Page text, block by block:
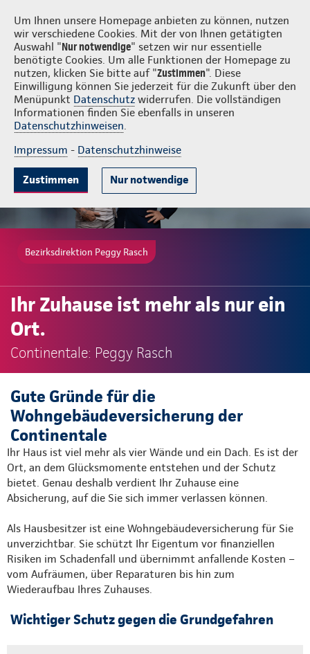
Um Ihnen unsere Homepage anbieten zu können, nutzen
wir verschiedene Cookies. Mit der von Ihnen getätigten
Auswahl "Nur notwendige" setzen wir nur essentielle
benötigte Cookies. Um alle Funktionen der Homepage zu
nutzen, klicken Sie bitte auf "Zustimmen". Diese
Einwilligung können Sie jederzeit für die Zukunft über den
Menüpunkt Datenschutz widerrufen. Die vollständigen
Informationen finden Sie ebenfalls in unseren
Datenschutzhinweisen.
Impressum - Datenschutzhinweise
Zustimmen Nur notwendige
Peggy Rasch Login
Gute Gründe Tarife & Leistungen Wissenswertes Beratung &
Bezirksdirektion Peggy Rasch
Ihr Zuhause ist mehr als nur ein
Ort.
Continentale: Peggy Rasch
Gute Gründe für die
Wohngebäudeversicherung der
Continentale
Ihr Haus ist viel mehr als vier Wände und ein Dach. Es ist der
Ort, an dem Glücksmomente entstehen und der Schutz
bietet. Genau deshalb verdient Ihr Zuhause eine
Absicherung, auf die Sie sich immer verlassen können.
Als Hausbesitzer ist eine Wohngebäudeversicherung für Sie
unverzichtbar. Sie schützt Ihr Eigentum vor finanziellen
Risiken im Schadenfall und übernimmt anfallende Kosten –
vom Aufräumen, über Reparaturen bis hin zum
Wiederaufbau Ihres Zuhauses.
Wichtiger Schutz gegen die Grundgefahren